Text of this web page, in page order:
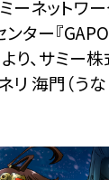
ーネットワ
ター『
り、サミー
海門（う